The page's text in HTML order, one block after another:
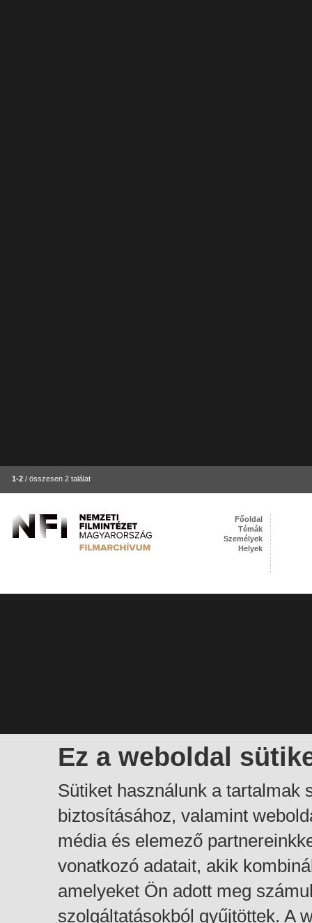
1-2 / összesen 2 találat
Ez a weboldal
Sütiket használunk a tartalmak
biztosításához, valamint
média és elemező
vonatkozó adatait, akik
amelyeket Ön adott meg
szolgáltatásokból gyűjtöttek. A
Főoldal
Témák
Személyek
Helyek